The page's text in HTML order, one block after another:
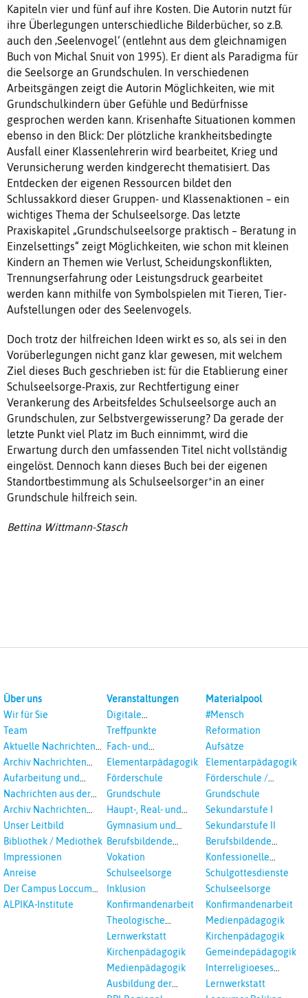
Kapiteln vier und fünf auf ihre Kosten. Die Autorin nutzt für
ihre Überlegungen unterschiedliche Bilderbücher, so z.B.
auch den ‚Seelenvogel‘ (entlehnt aus dem gleichnamigen
Buch von Michal Snuit von 1995). Er dient als Paradigma für
die Seelsorge an Grundschulen. In verschiedenen
Arbeitsgängen zeigt die Autorin Möglichkeiten, wie mit
Grundschulkindern über Gefühle und Bedürfnisse
gesprochen werden kann. Krisenhafte Situationen kommen
ebenso in den Blick: Der plötzliche krankheitsbedingte
Ausfall einer Klassenlehrerin wird bearbeitet, Krieg und
Verunsicherung werden kindgerecht thematisiert. Das
Entdecken der eigenen Ressourcen bildet den
Schlussakkord dieser Gruppen- und Klassenaktionen – ein
wichtiges Thema der Schulseelsorge. Das letzte
Praxiskapitel „Grundschulseelsorge praktisch – Beratung in
Einzelsettings“ zeigt Möglichkeiten, wie schon mit kleinen
Kindern an Themen wie Verlust, Scheidungskonflikten,
Trennungserfahrung oder Leistungsdruck gearbeitet
werden kann mithilfe von Symbolspielen mit Tieren, Tier-
Aufstellungen oder des Seelenvogels.
Doch trotz der hilfreichen Ideen wirkt es so, als sei in den
Vorüberlegungen nicht ganz klar gewesen, mit welchem
Ziel dieses Buch geschrieben ist: für die Etablierung einer
Schulseelsorge-Praxis, zur Rechtfertigung einer
Verankerung des Arbeitsfeldes Schulseelsorge auch an
Grundschulen, zur Selbstvergewisserung? Da gerade der
letzte Punkt viel Platz im Buch einnimmt, wird die
Erwartung durch den umfassenden Titel nicht vollständig
eingelöst. Dennoch kann dieses Buch bei der eigenen
Standortbestimmung als Schulseelsorger*in an einer
Grundschule hilfreich sein.
Bettina Wittmann-Stasch
Über uns
Wir für Sie
Team
Aktuelle Nachrichten
aus dem RPI
Archiv Nachrichten
aus dem RPI ab 2018
Aufarbeitung und
Prävention
Landeskirche und EKD
Nachrichten aus der
Landeskirche
Archiv Nachrichten
aus der Landeskirche
Unser Leitbild
Bibliothek / Mediothek
Impressionen
Anreise
Der Campus Loccum
und Loccumer
ALPIKA-Institute
Veranstaltungen
Digitale
Veranstaltungen
Treffpunkte
Fach- und
Studientagungen
Elementarpädagogik
Förderschule
Grundschule
Haupt-, Real- und
Oberschule
Gymnasium und
Gesamtschule
Berufsbildende
Schulen
Vokation
Schulseelsorge
Inklusion
Konfirmandenarbeit
Theologische
Fortbildungen,
Interreligöses Lernen
Lernwerkstatt
Kirchenpädagogik
Medienpädagogik
Ausbildung der
Materialpool
#Mensch
Reformation
Aufsätze
Elementarpädagogik
Förderschule /
Inklusion
Grundschule
Sekundarstufe I
Sekundarstufe II
Berufsbildende
Schulen
Konfessionelle
Kooperation
Schulgottesdienste
Schulseelsorge
Konfirmandenarbeit
Medienpädagogik
Kirchenpädagogik
Gemeindepädagogik
Interreligioeses
Lernen
Lernwerkstatt